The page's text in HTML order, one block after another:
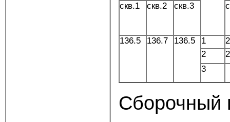
скв.1 скв.2 скв.3
136.5 136.7 136.5 1
2
3
Сборочный